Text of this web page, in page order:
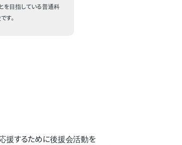
を目指している普通科
す。
援する​ために​後援会活動を​